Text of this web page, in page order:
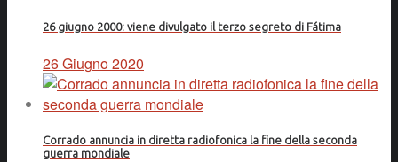
26 giugno 2000: viene divulgato il terzo segreto di Fátima
26 Giugno 2020
Corrado annuncia in diretta radiofonica la fine della seconda
guerra mondiale